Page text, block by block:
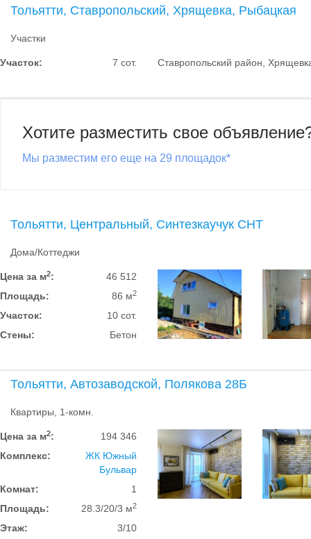
Тольятти, Ставропольский, Хрящевка, Рыбацкая
Участки
Участок: 7 сот. Ставропольский район,
Хотите разместить свое
Мы разместим его еще на 29 площадок*
Тольятти, Центральный, Синтезкаучук СНТ
Дома/Коттеджи
Цена за м2:
46 512
Площадь:
86 м2
Участок:
10 сот.
Стены:
Бетон
Тольятти, Автозаводской, Полякова 28Б
Квартиры, 1-комн.
Цена за м2:
194 346
Комплекс:
ЖК Южный
Бульвар
Комнат:
1
Площадь:
28.3/20/3 м2
Этаж:
3/10